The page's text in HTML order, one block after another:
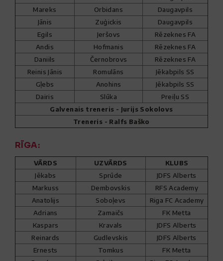
Mareks
Orbidans
Daugavpils
Jānis
Zuģickis
Daugavpils
Egils
Jeršovs
Rēzeknes FA
Andis
Hofmanis
Rēzeknes FA
Daniils
Černobrovs
Rēzeknes FA
Reinis Jānis
Romulāns
Jēkabpils SS
Gļebs
Anohins
Jēkabpils SS
Dairis
Slūka
Preiļu SS
Galvenais treneris - Jurijs Sokolovs
Treneris - Ralfs Baško
RĪGA:
VĀRDS UZVĀRDS
KLUBS
Jēkabs
Sprūde
JDFS Alberts
Markuss
Dembovskis
RFS Academy
Anatolijs
Soboļevs
Riga FC Academy
Adrians
Zamaičs
FK Metta
Kaspars
Kravals
JDFS Alberts
Reinards
Gudlevskis
JDFS Alberts
Ernests
Tomkus
FK Metta